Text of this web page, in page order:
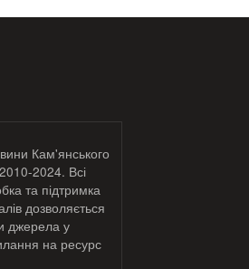
Кам'янського
2024. Всі
та підтримка
дозволяється
джерела у
на ресурс